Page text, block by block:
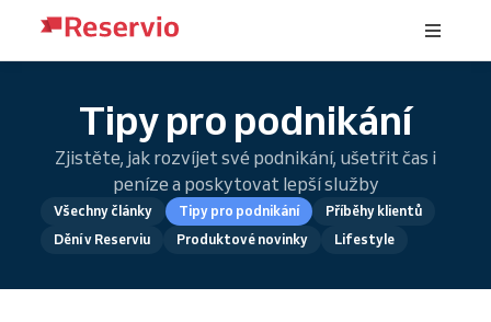
Tipy pro podnikání
Zjistěte, jak rozvíjet své podnikání, ušetřit čas i
peníze a poskytovat lepší služby
Všechny články Tipy pro podnikání
Příběhy klientů
Dění v Reserviu
Produktové novinky Lifestyle